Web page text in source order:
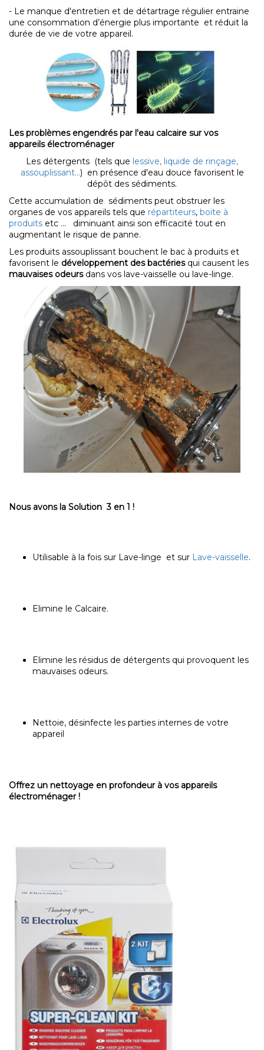
- Le manque d'entretien et de détartrage régulier entraine
une consommation d’énergie plus importante et réduit la
durée de vie de votre appareil.
Les problèmes engendrés par l'eau calcaire sur vos
appareils électroménager
Les détergents (tels que lessive, liquide de rinçage,
assouplissant...) en présence d'eau douce favorisent le
dépôt des sédiments.
Cette accumulation de sédiments peut obstruer les
organes de vos appareils tels que répartiteurs, boite à
produits etc ... diminuant ainsi son efficacité tout en
augmentant le risque de panne.
Les produits assouplissant bouchent le bac à produits et
favorisent le développement des bactériesqui causent les
mauvaises odeursdans vos lave-vaisselle ou lave-linge.
Nous avons la Solution 3 en 1 !
Utilisable à la fois sur Lave-linge et sur Lave-vaisselle.
Elimine le Calcaire.
Elimine les résidus de détergents qui provoquent les
mauvaises odeurs.
Nettoie, désinfecte les parties internes de votre
appareil
Offrez un nettoyage en profondeur à vos appareils
électroménager !